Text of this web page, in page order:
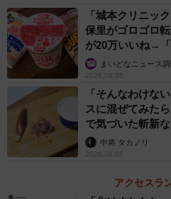
切る前からヤバそうな気配を感じてい
（@beika_komeko）提供
「城本クリニッ
保里がゴロゴロ
が20万いいね→
いいねまいどなニュース
2026.08.05
「そんなわけな
スに混ぜてみた
で気づいた斬新
中将 タカノリ
2026.08.05
アクセスラ